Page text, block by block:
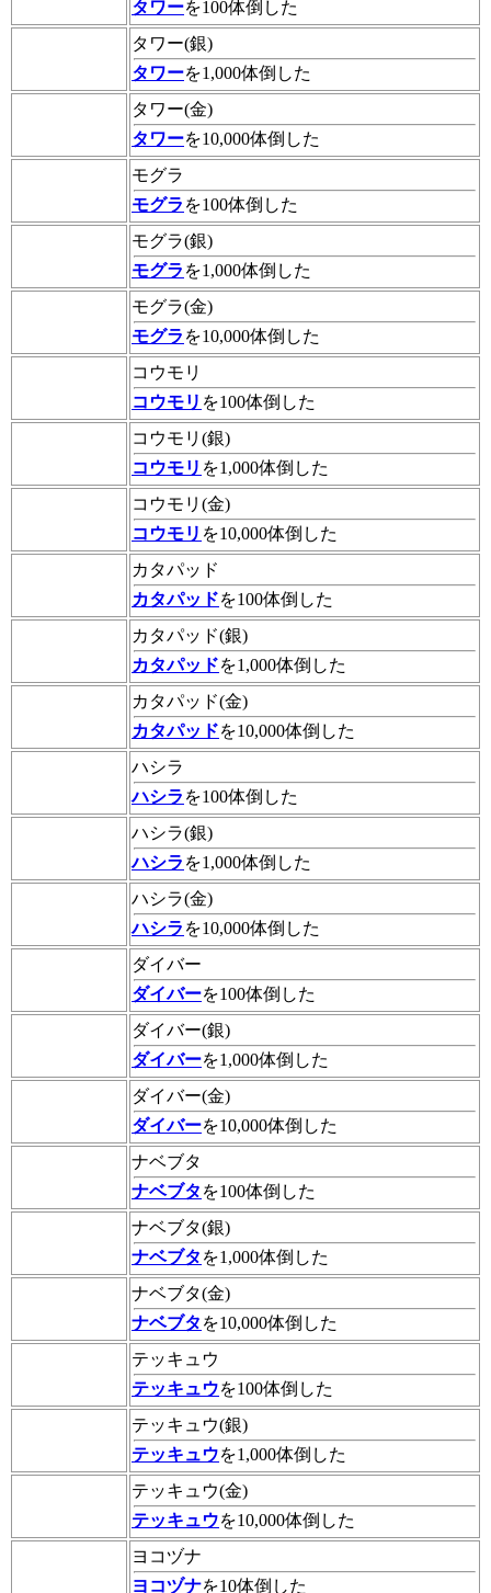
タワーを100体倒した
タワー(銀)
タワーを1,000体倒した
タワー(金)
タワーを10,000体倒した
モグラ
モグラ を100体倒した
モグラ(銀)
モグラ を1,000体倒した
モグラ(金)
モグラ を10,000体倒した
コウモリ
コウモリ を100体倒した
コウモリ(銀)
コウモリ を1,000体倒した
コウモリ(金)
コウモリ を10,000体倒した
カタパッド
カタパッドを100体倒した
カタパッド(銀)
カタパッドを1,000体倒した
カタパッド(金)
カタパッドを10,000体倒した
ハシラ
ハシラ を100体倒した
ハシラ(銀)
ハシラ を1,000体倒した
ハシラ(金)
ハシラ を10,000体倒した
ダイバー
ダイバーを100体倒した
ダイバー(銀)
ダイバーを1,000体倒した
ダイバー(金)
ダイバーを10,000体倒した
ナベブタ
ナベブタ を100体倒した
ナベブタ(銀)
ナベブタ を1,000体倒した
ナベブタ(金)
ナベブタ を10,000体倒した
テッキュウ
テッキュウを100体倒した
テッキュウ(銀)
テッキュウを1,000体倒した
テッキュウ(金)
テッキュウを10,000体倒した
ヨコヅナ
ヨコヅナを10体倒した